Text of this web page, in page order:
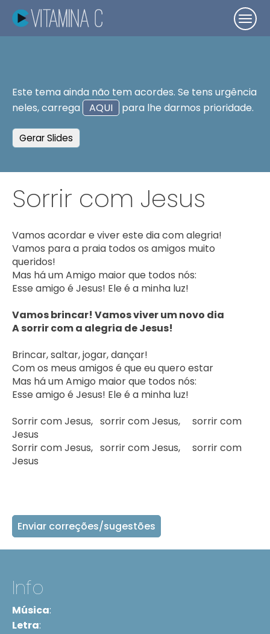
Este tema ainda não tem acordes. Se tens urgência
neles, carrega
AQUI para lhe darmos prioridade.
Gerar Slides
Sorrir com Jesus
Vamos acordar e viver este dia com alegria!
Vamos para a praia todos os amigos muito
queridos!
Mas há um Amigo maior que todos nós:
Esse amigo é Jesus! Ele é a minha luz!
Vamos brincar! Vamos viver um novo dia
A sorrir com a alegria de Jesus!
Brincar, saltar, jogar, dançar!
Com os meus amigos é que eu quero estar
Mas há um Amigo maior que todos nós:
Esse amigo é Jesus! Ele é a minha luz!
Sorrir com Jesus,   sorrir com Jesus,     sorrir com
Jesus
Sorrir com Jesus,   sorrir com Jesus,     sorrir com
Jesus
Enviar correções/sugestões
Info
Música:
Letra: